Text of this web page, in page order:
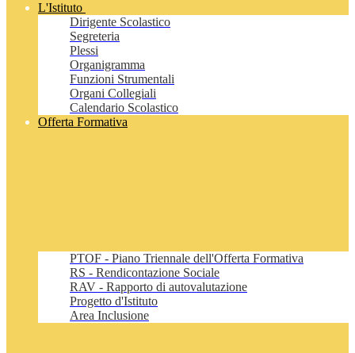
L'Istituto
Dirigente Scolastico
Segreteria
Plessi
Organigramma
Funzioni Strumentali
Organi Collegiali
Calendario Scolastico
Offerta Formativa
PTOF - Piano Triennale dell'Offerta Formativa
RS - Rendicontazione Sociale
RAV - Rapporto di autovalutazione
Progetto d'Istituto
Area Inclusione